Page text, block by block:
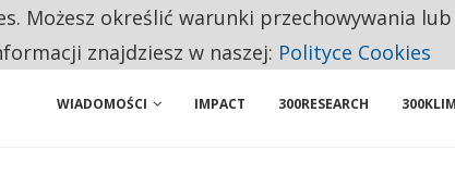
WŁASNĄ FIRMĘ. INNYM JUŻ TAK ŁATWO JEJ NIE POLECAJĄ
WIADOMOŚCI IMPACT 300RESEARCH
Możesz określić warunki przechowywania
znajdziesz w naszej: Polityce Cookies